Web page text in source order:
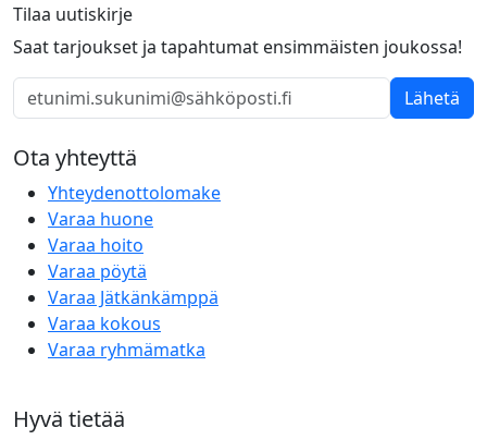
Tilaa uutiskirje
Saat tarjoukset ja tapahtumat ensimmäisten joukossa!
Lähetä
Ota yhteyttä
Yhteydenottolomake
Varaa huone
Varaa hoito
Varaa pöytä
Varaa Jätkänkämppä
Varaa kokous
Varaa ryhmämatka
Hyvä tietää